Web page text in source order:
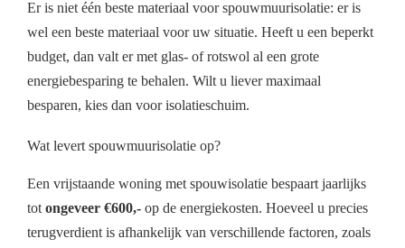
Er is niet één beste materiaal voor spouwmuurisolatie: er is
wel een beste materiaal voor uw situatie. Heeft u een beperkt
budget, dan valt er met glas- of rotswol al een grote
energiebesparing te behalen. Wilt u liever maximaal
besparen, kies dan voor isolatieschuim.
Wat levert spouwmuurisolatie op?
Een vrijstaande woning met spouwisolatie bespaart jaarlijks
tot ongeveer €600,- op de energiekosten. Hoeveel u precies
terugverdient is afhankelijk van verschillende factoren, zoals